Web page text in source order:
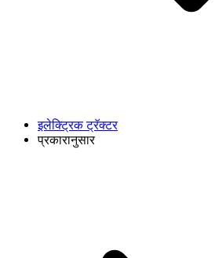
इलेक्ट्रिक ट्रॅक्टर
प्रकारानुसार